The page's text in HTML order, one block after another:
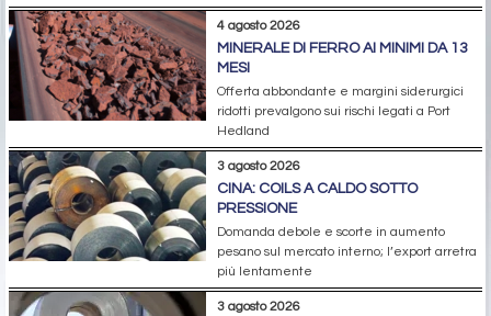
4 agosto 2026
MINERALE DI FERRO AI MINIMI DA 13
MESI
Offerta abbondante e margini siderurgici
ridotti prevalgono sui rischi legati a Port
Hedland
3 agosto 2026
CINA: COILS A CALDO SOTTO
PRESSIONE
Domanda debole e scorte in aumento
pesano sul mercato interno; l’export arretra
più lentamente
3 agosto 2026